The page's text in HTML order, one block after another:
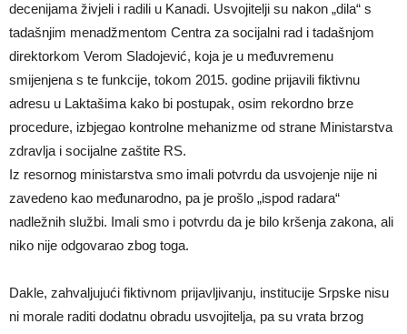
decenijama živjeli i radili u Kanadi. Usvojitelji su nakon „dila“ s
tadašnjim menadžmentom Centra za socijalni rad i tadašnjom
direktorkom Verom Sladojević, koja je u međuvremenu
smijenjena s te funkcije, tokom 2015. godine prijavili fiktivnu
adresu u Laktašima kako bi postupak, osim rekordno brze
procedure, izbjegao kontrolne mehanizme od strane Ministarstva
zdravlja i socijalne zaštite RS.
Iz resornog ministarstva smo imali potvrdu da usvojenje nije ni
zavedeno kao međunarodno, pa je prošlo „ispod radara“
nadležnih službi. Imali smo i potvrdu da je bilo kršenja zakona, ali
niko nije odgovarao zbog toga.
Dakle, zahvaljujući fiktivnom prijavljivanju, institucije Srpske nisu
ni morale raditi dodatnu obradu usvojitelja, pa su vrata brzog